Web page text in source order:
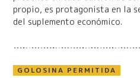
propio, es protagonista en la
del suplemento económico.
GOLOSINA PERMITIDA